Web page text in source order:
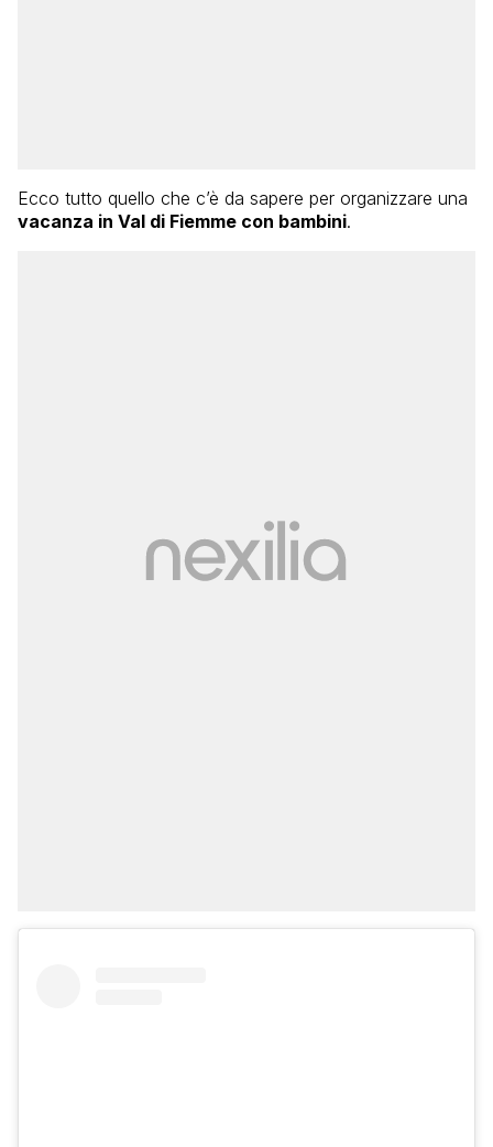
Ecco tutto quello che c’è da sapere per organizzare una
vacanza in Val di Fiemme con bambini.